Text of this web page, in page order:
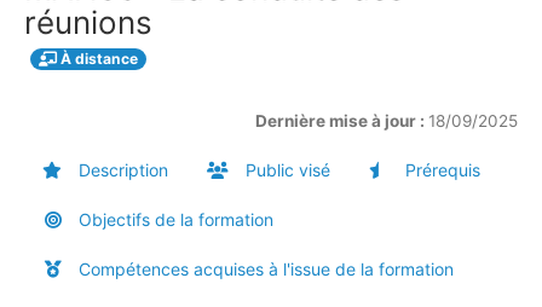
réunions
À distance
Dernière mise à jour : 18/09/2025
Description Public visé Prérequis
Objectifs de la formation
Compétences acquises à l'issue de la formation